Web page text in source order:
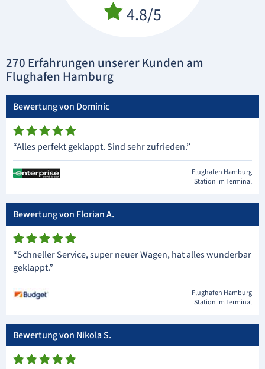
4.8/5
270 Erfahrungen unserer Kunden am
Flughafen Hamburg
Bewertung von Dominic
“Alles perfekt geklappt. Sind sehr zufrieden.”
Flughafen Hamburg
Station im Terminal
Bewertung von Florian A.
“Schneller Service, super neuer Wagen, hat alles wunderbar
geklappt.”
Flughafen Hamburg
Station im Terminal
Bewertung von Nikola S.